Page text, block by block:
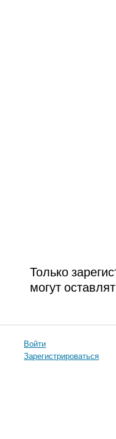
Только
могут
Войти
Зарегистрироваться